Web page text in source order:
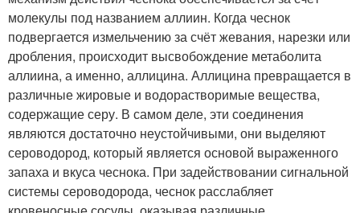
молекулы под названием аллиин. Когда чеснок
подвергается измельчению за счёт жевания, нарезки или
дробления, происходит высвобождение метаболита
аллиина, а именно, аллицина. Аллицина превращается в
различные жировые и водорастворимые вещества,
содержащие серу. В самом деле, эти соединения
являются достаточно неустойчивыми, они выделяют
сероводород, который является основой выраженного
запаха и вкуса чеснока. При задействовании сигнальной
системы сероводорода, чеснок расслабляет